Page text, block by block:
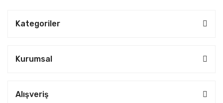
Kategoriler
Kurumsal
Alışveriş